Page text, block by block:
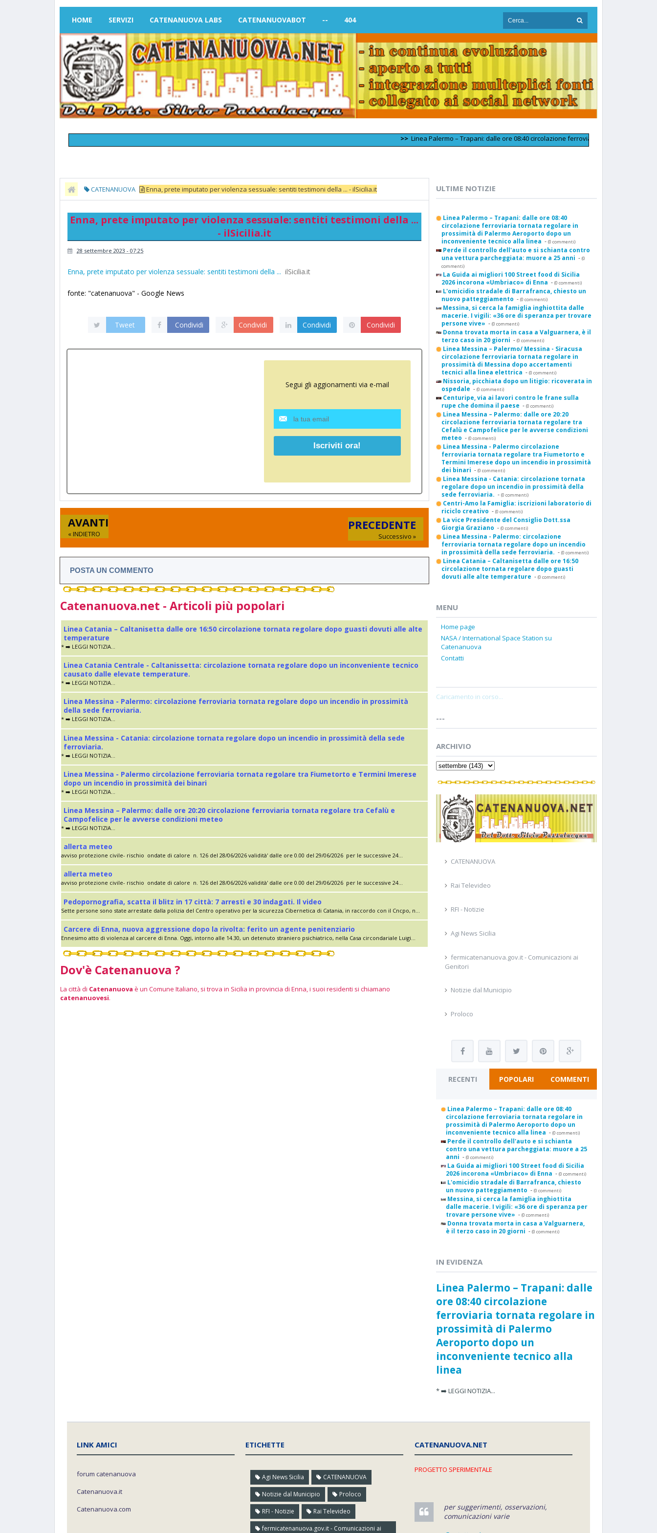
HOME SERVIZI CATENANUOVA LABS CATENANUOVABOT -- 404
Linea Palermo – Trapani: dalle ore 08:40 circolazione ferroviaria tornata regolare in
CATENANUOVA Enna, prete imputato per violenza sessuale: sentiti testimoni della ... - ilSicilia.it
Enna, prete imputato per violenza sessuale: sentiti testimoni della ...
- ilSicilia.it
28 settembre 2023 - 07:25
Enna, prete imputato per violenza sessuale: sentiti testimoni della ... ilSicilia.it
fonte: "catenanuova" - Google News
Tweet Condividi Condividi Condividi Condividi
Segui gli aggionamenti via e-mail
AVANTI
« INDIETRO
PRECEDENTE
Successivo »
POSTA UN COMMENTO
Catenanuova.net - Articoli più popolari
Linea Catania – Caltanisetta dalle ore 16:50 circolazione tornata regolare dopo guasti dovuti alle alte
temperature
* ➡️ LEGGI NOTIZIA...
Linea Catania Centrale - Caltanissetta: circolazione tornata regolare dopo un inconveniente tecnico
causato dalle elevate temperature.
* ➡️ LEGGI NOTIZIA...
Linea Messina - Palermo: circolazione ferroviaria tornata regolare dopo un incendio in prossimità
della sede ferroviaria.
* ➡️ LEGGI NOTIZIA...
Linea Messina - Catania: circolazione tornata regolare dopo un incendio in prossimità della sede
ferroviaria.
* ➡️ LEGGI NOTIZIA...
Linea Messina - Palermo circolazione ferroviaria tornata regolare tra Fiumetorto e Termini Imerese
dopo un incendio in prossimità dei binari
* ➡️ LEGGI NOTIZIA...
Linea Messina – Palermo: dalle ore 20:20 circolazione ferroviaria tornata regolare tra Cefalù e
Campofelice per le avverse condizioni meteo
* ➡️ LEGGI NOTIZIA...
allerta meteo
avviso protezione civile- rischio ondate di calore n. 126 del 28/06/2026 validità' dalle ore 0.00 del 29/06/2026 per le successive 24...
allerta meteo
avviso protezione civile- rischio ondate di calore n. 126 del 28/06/2026 validità' dalle ore 0.00 del 29/06/2026 per le successive 24...
Pedopornografia, scatta il blitz in 17 città: 7 arresti e 30 indagati. Il video
Sette persone sono state arrestate dalla polizia del Centro operativo per la sicurezza Cibernetica di Catania, in raccordo con il Cncpo, n...
Carcere di Enna, nuova aggressione dopo la rivolta: ferito un agente penitenziario
Ennesimo atto di violenza al carcere di Enna. Oggi, intorno alle 14.30, un detenuto straniero psichiatrico, nella Casa circondariale Luigi...
Dov'è Catenanuova ?
La città di Catenanuova è un Comune Italiano, si trova in Sicilia in provincia di Enna, i suoi residenti si chiamano
catenanuovesi.
ULTIME NOTIZIE
Linea Palermo – Trapani: dalle ore 08:40
circolazione ferroviaria tornata regolare in
prossimità di Palermo Aeroporto dopo un
inconveniente tecnico alla linea - (0 commenti)
Perde il controllo dell'auto e si schianta contro
una vettura parcheggiata: muore a 25 anni - (0
commenti)
La Guida ai migliori 100 Street food di Sicilia
2026 incorona «Umbriaco» di Enna - (0 commenti)
L'omicidio stradale di Barrafranca, chiesto un
nuovo patteggiamento - (0 commenti)
Messina, si cerca la famiglia inghiottita dalle
macerie. I vigili: «36 ore di speranza per trovare
persone vive» - (0 commenti)
Donna trovata morta in casa a Valguarnera, è il
terzo caso in 20 giorni - (0 commenti)
Linea Messina – Palermo/ Messina - Siracusa
circolazione ferroviaria tornata regolare in
prossimità di Messina dopo accertamenti
tecnici alla linea elettrica - (0 commenti)
Nissoria, picchiata dopo un litigio: ricoverata in
ospedale - (0 commenti)
Centuripe, via ai lavori contro le frane sulla
rupe che domina il paese - (0 commenti)
Linea Messina – Palermo: dalle ore 20:20
circolazione ferroviaria tornata regolare tra
Cefalù e Campofelice per le avverse condizioni
meteo - (0 commenti)
Linea Messina - Palermo circolazione
ferroviaria tornata regolare tra Fiumetorto e
Termini Imerese dopo un incendio in prossimità
dei binari - (0 commenti)
Linea Messina - Catania: circolazione tornata
regolare dopo un incendio in prossimità della
sede ferroviaria. - (0 commenti)
Centri-Amo la Famiglia: iscrizioni laboratorio di
riciclo creativo - (0 commenti)
La vice Presidente del Consiglio Dott.ssa
Giorgia Graziano - (0 commenti)
Linea Messina - Palermo: circolazione
ferroviaria tornata regolare dopo un incendio
in prossimità della sede ferroviaria. - (0 commenti)
Linea Catania – Caltanisetta dalle ore 16:50
circolazione tornata regolare dopo guasti
dovuti alle alte temperature - (0 commenti)
MENU
Home page
NASA / International Space Station su
Catenanuova
Contatti
Caricamento in corso...
---
ARCHIVIO
CATENANUOVA
Rai Televideo
RFI - Notizie
Agi News Sicilia
fermicatenanuova.gov.it - Comunicazioni ai
Genitori
Notizie dal Municipio
Proloco
RECENTI POPOLARI COMMENTI
Linea Palermo – Trapani: dalle ore 08:40
circolazione ferroviaria tornata regolare in
prossimità di Palermo Aeroporto dopo un
inconveniente tecnico alla linea - (0 commenti)
Perde il controllo dell'auto e si schianta
contro una vettura parcheggiata: muore a 25
anni - (0 commenti)
La Guida ai migliori 100 Street food di Sicilia
2026 incorona «Umbriaco» di Enna - (0 commenti)
L'omicidio stradale di Barrafranca, chiesto
un nuovo patteggiamento - (0 commenti)
Messina, si cerca la famiglia inghiottita
dalle macerie. I vigili: «36 ore di speranza per
trovare persone vive» - (0 commenti)
Donna trovata morta in casa a Valguarnera,
è il terzo caso in 20 giorni - (0 commenti)
IN EVIDENZA
Linea Palermo – Trapani: dalle
ore 08:40 circolazione
ferroviaria tornata regolare in
prossimità di Palermo
Aeroporto dopo un
inconveniente tecnico alla
linea
* ➡️ LEGGI NOTIZIA...
LINK AMICI
forum catenanuova
Catenanuova.it
Catenanuova.com
ETICHETTE
Agi News Sicilia CATENANUOVA
Notizie dal Municipio Proloco
RFI - Notizie Rai Televideo
fermicatenanuova.gov.it - Comunicazioni ai
CATENANUOVA.NET
PROGETTO SPERIMENTALE
per suggerimenti, osservazioni,
comunicazioni varie